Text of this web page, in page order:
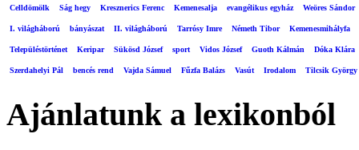
Celldömölk Ság hegy Kresznerics Ferenc Kemenesalja evangélikus egyház Weöres Sándor
I. világháború bányászat II. világháború Tarrósy Imre Németh Tibor Kemenesmihályfa
Településtörténet Keripar Sükösd József sport Vidos József Guoth Kálmán Dóka Klára
Szerdahelyi Pál bencés rend Vajda Sámuel Fűzfa Balázs Vasút Irodalom Tilcsik György
Ajánlatunk a lexikonból